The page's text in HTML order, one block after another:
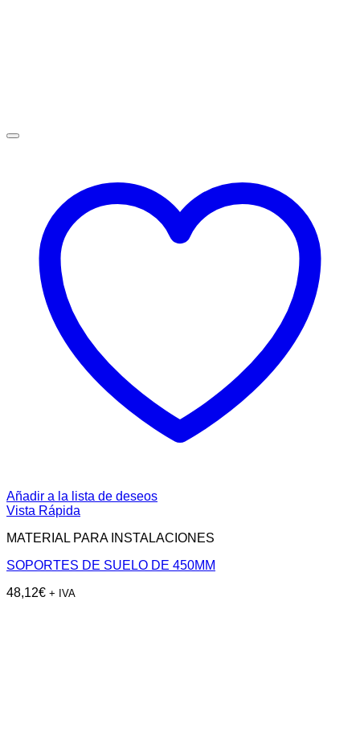
Añadir a la lista de deseos
Vista Rápida
MATERIAL PARA INSTALACIONES
SOPORTES DE SUELO DE 450MM
48,12€ + IVA